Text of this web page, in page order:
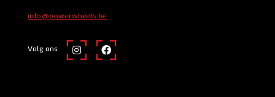
info@powerwheels.be
Volg ons